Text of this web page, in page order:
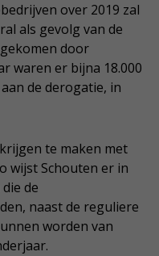
over 2019 zal
als gevolg van de
door
waren er bijna 18.000
de derogatie, in
te maken met
wijst Schouten er in
de
naast de reguliere
worden van